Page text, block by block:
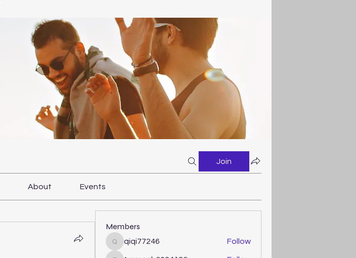
Join
About Events
Members
qiqi77246
qiqi77246 Follow